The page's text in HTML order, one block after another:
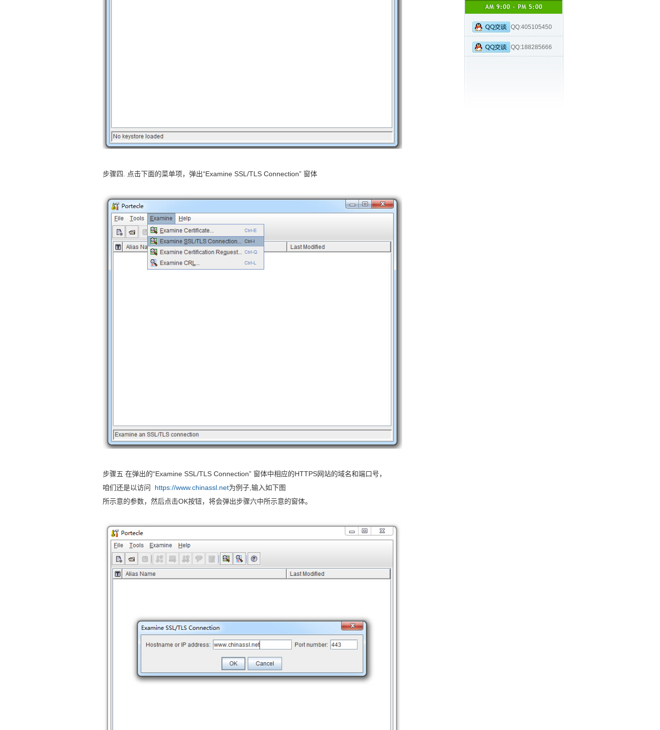
步骤四. 点击下面的菜单项，弹出“Examine SSL/TLS Connection” 窗体
步骤五 在弹出的“Examine SSL/TLS Connection” 窗体中相应的HTTPS网站的域名和端口号，
咱们还是以访问 https://www.chinassl.net为例子,输入如下图
所示意的参数，然后点击OK按钮，将会弹出步骤六中所示意的窗体。
QQ:405105450
QQ:188285666